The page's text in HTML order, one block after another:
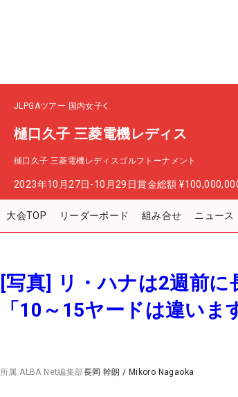
JLPGAツアー 国内女子
樋口久子 三菱電機レディス
樋口久子 三菱電機レディスゴルフトーナメント
2023年10月27日-10月29日賞金総額
大会TOP リーダーボード 組み合せ ニュース
[写真] リ・ハナは2週前
「10～15ヤードは違いま
所属ALBA Net編集部長岡 幹朗 / Mikoro Nagaoka